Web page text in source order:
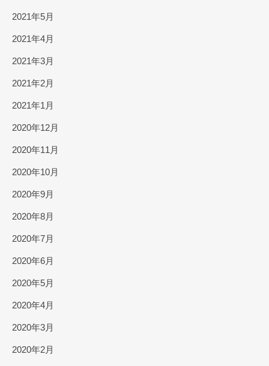
2021年5月
2021年4月
2021年3月
2021年2月
2021年1月
2020年12月
2020年11月
2020年10月
2020年9月
2020年8月
2020年7月
2020年6月
2020年5月
2020年4月
2020年3月
2020年2月